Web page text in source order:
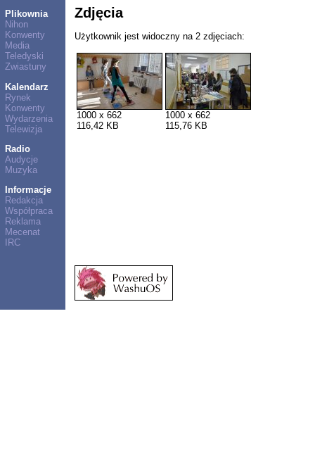
Plikownia
Nihon
Konwenty
Media
Teledyski
Zwiastuny
Kalendarz
Rynek
Konwenty
Wydarzenia
Telewizja
Radio
Audycje
Muzyka
Informacje
Redakcja
Współpraca
Reklama
Mecenat
IRC
Zdjęcia
Użytkownik jest widoczny na 2 zdjęciach:
1000 x 662
116,42 KB
1000 x 662
115,76 KB